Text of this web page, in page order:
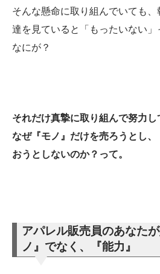
そんな懸命に取り組んでいても
達を見ていると「もったいない」
なにが？
それだけ真摯に取り組んで努力し
なぜ『モノ』だけを売ろうとし
おうとしないのか？って。
アパレル販売員のあなた
ノ』でなく、『能力』